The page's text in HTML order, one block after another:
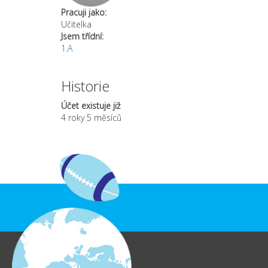
Pracuji jako:
Učitelka
Jsem třídní:
1.A
Historie
Účet existuje již
4 roky 5 měsíců